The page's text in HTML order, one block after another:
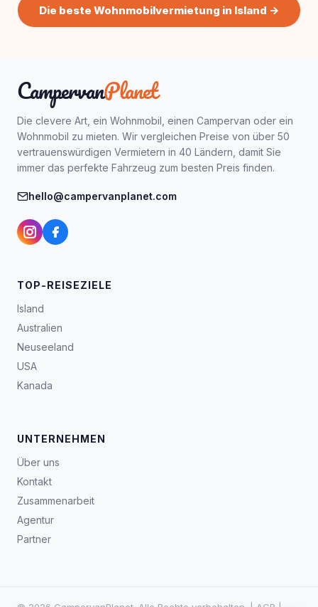
Die beste Wohnmobilvermietung in Island →
CampervanPlanet
Die clevere Art, ein Wohnmobil, einen Campervan oder ein
Wohnmobil zu mieten. Wir vergleichen Preise von über 50
vertrauenswürdigen Vermietern in 40 Ländern, damit Sie
immer das perfekte Fahrzeug zum besten Preis finden.
hello@campervanplanet.com
TOP-REISEZIELE
Island
Australien
Neuseeland
USA
Kanada
UNTERNEHMEN
Über uns
Kontakt
Zusammenarbeit
Agentur
Partner